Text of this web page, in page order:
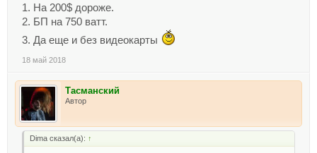
1. На 200$ дороже.
2. БП на 750 ватт.
3. Да еще и без видеокарты
18 май 2018
Тасманский
Автор
Dima сказал(а): ↑